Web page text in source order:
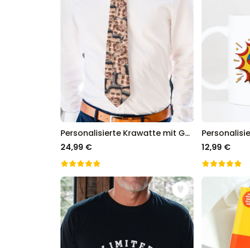
Personalisierte Krawatte mit Gesicht
24,99 €
12,99 €